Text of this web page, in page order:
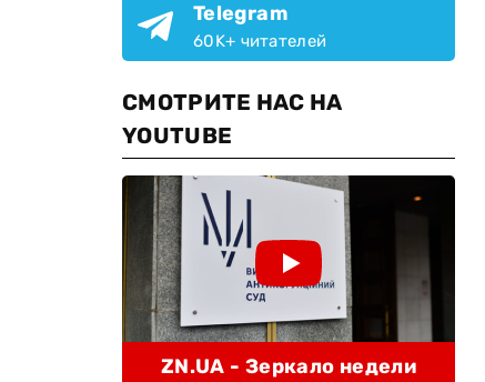
Telegram
60K+ читателей
СМОТРИТЕ НАС НА
YOUTUBE
ZN.UA - Зеркало недели